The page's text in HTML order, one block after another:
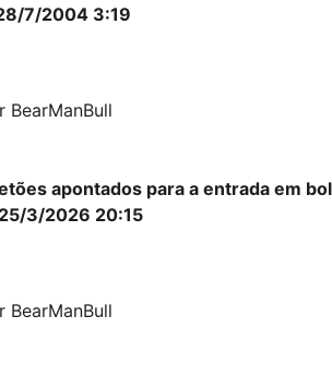
7/2004 3:19
BearManBull
apontados para a entrada em
3/2026 20:15
BearManBull